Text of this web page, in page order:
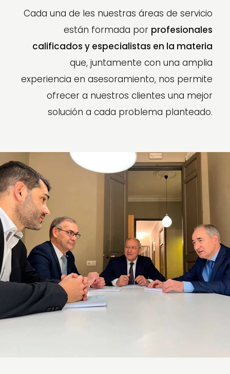
Cada una de les nuestras áreas de servicio
están formada por profesionales
calificados y especialistas en la materia
que, juntamente con una amplia
experiencia en asesoramiento, nos permite
ofrecer a nuestros clientes una mejor
solución a cada problema planteado.